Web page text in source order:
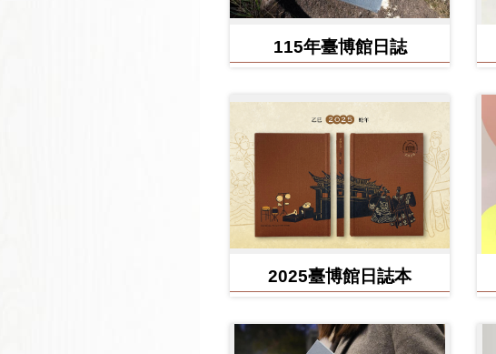
115年臺博館日誌
2025臺博館日誌本